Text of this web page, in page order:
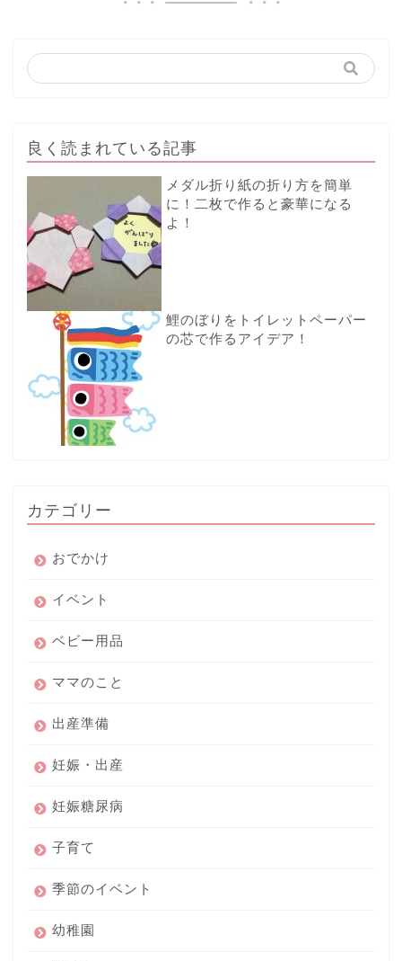
良く読まれている記事
メダル折り紙の折り方を簡単
に！二枚で作ると豪華になる
よ！
鯉のぼりをトイレットペーパー
の芯で作るアイデア！
カテゴリー
おでかけ
イベント
ベビー用品
ママのこと
出産準備
妊娠・出産
妊娠糖尿病
子育て
季節のイベント
幼稚園